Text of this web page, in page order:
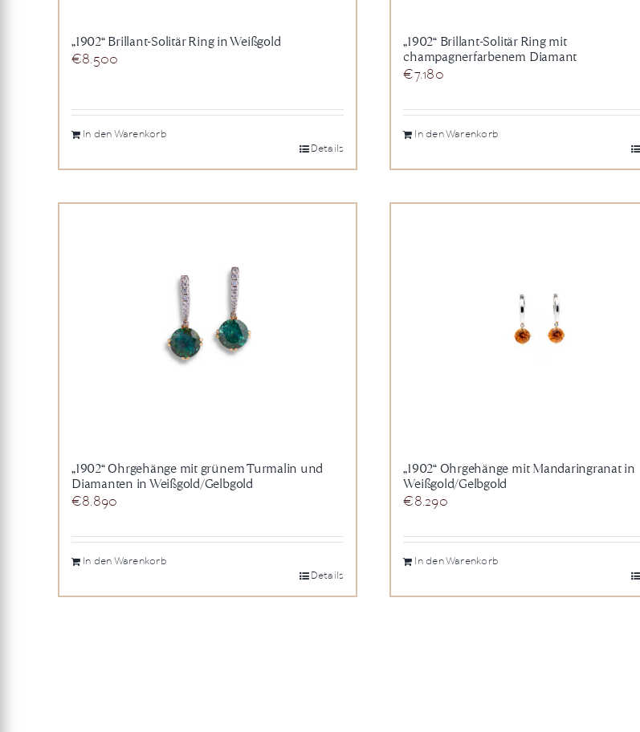
„1902“ Brillant-Solitär Ring in Weißgold
€8.500
In den Warenkorb
Details
„1902“ Brillant-Solitär Ring mit
champagnerfarbenem Diamant
€7.180
In den Warenkorb
„1902“ Ohrgehänge mit grünem Turmalin und
Diamanten in Weißgold/Gelbgold
€8.890
In den Warenkorb
Details
„1902“ Ohrgehänge mit Mandaringranat in
Weißgold/Gelbgold
€8.290
In den Warenkorb